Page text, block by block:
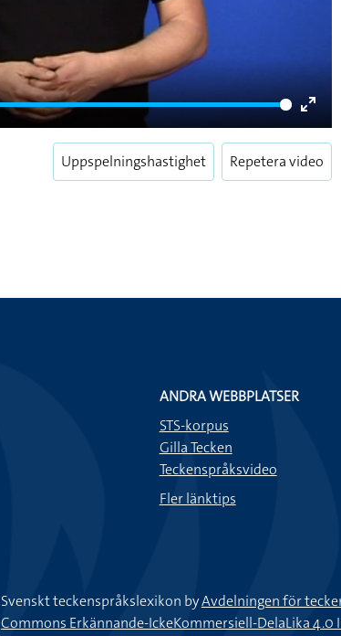
Enter
Uppspelningshastighet Repetera video
ANDRA WEBBPLATSER
STS-korpus
Gilla Tecken
Teckenspråksvideo
Fler länktips
Svenskt teckenspråkslexikon byAvdelningen för
Commons Erkännande-IckeKommersiell-DelaLika 4.0